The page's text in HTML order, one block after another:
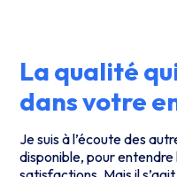
La qualité
dans votre
Je suis à l’écoute des
disponible, pour